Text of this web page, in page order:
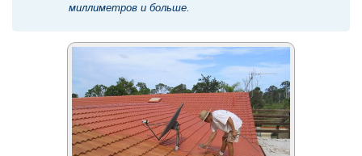
миллиметров и больше.